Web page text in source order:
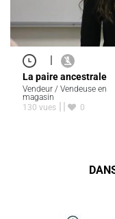
|
La paire ancestrale
Vendeur / Vendeuse en
magasin
130 vues
0